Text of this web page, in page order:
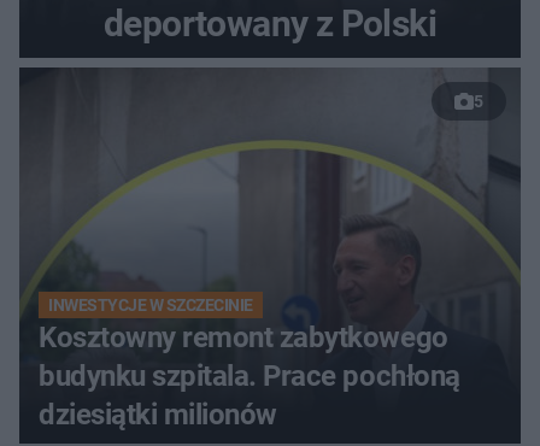
deportowany z Polski
5
INWESTYCJE W SZCZECINIE
Kosztowny remont zabytkowego
budynku szpitala. Prace pochłoną
dziesiątki milionów